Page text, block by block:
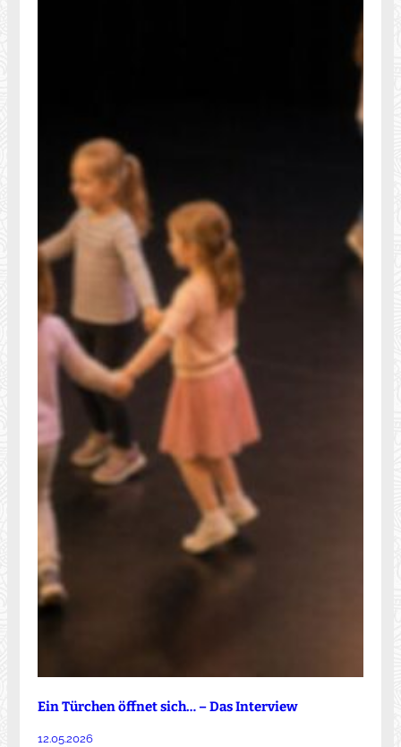
Ein Türchen öffnet sich… – Das Interview
12.05.2026